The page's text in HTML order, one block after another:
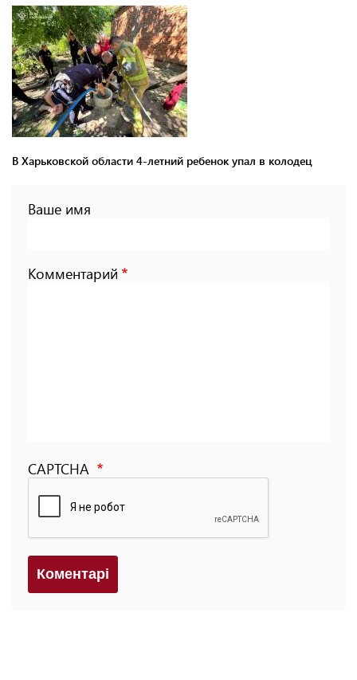
В Харьковской области 4-летний ребенок упал в колодец
Ваше имя
Комментарий
CAPTCHA
Коментарi